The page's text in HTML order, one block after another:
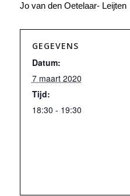
Jo van den Oetelaar- Leijten
GEGEVENS
Datum:
7 maart 2020
Tijd:
18:30 - 19:30